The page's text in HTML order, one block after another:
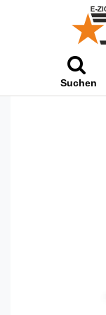
Suchen